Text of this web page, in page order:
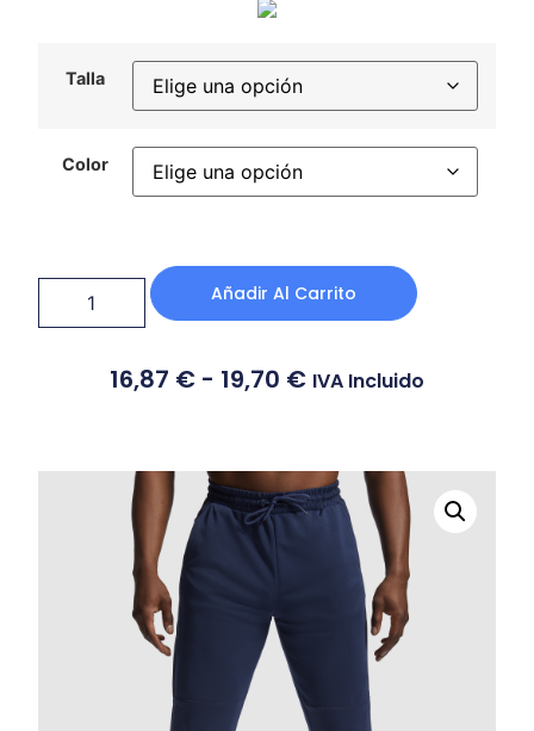
Talla
Color
Añadir Al Carrito
16,87 € - 19,70 € IVA Incluido